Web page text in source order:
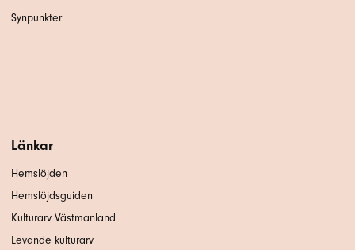
Synpunkter
Länkar
Hemslöjden
Hemslöjdsguiden
Kulturarv Västmanland
Levande kulturarv